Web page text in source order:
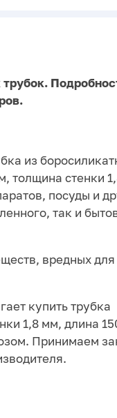
из
толщина стенки
посуды и
так и
вредных
купить трубка
1,8 мм, длина
Принимаем